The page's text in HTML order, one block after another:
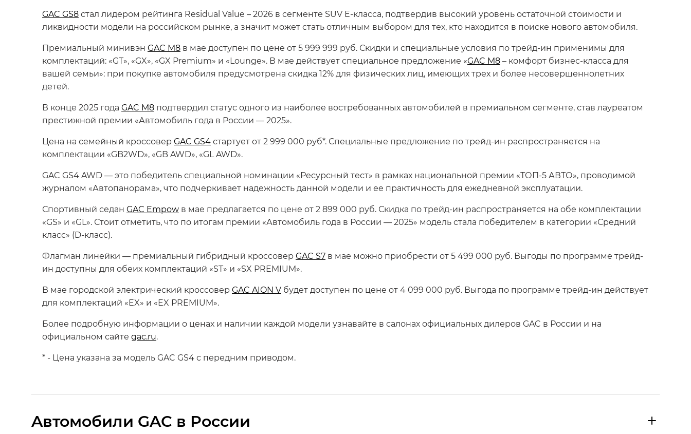
GAC GS8стал лидером рейтинга Residual Value – 2026 в сегменте SUV E-класса, подтвердив высокий уровень остаточной стоимости и
ликвидности модели на российском рынке, а значит может стать отличным выбором для тех, кто находится в поиске нового автомобиля.
Премиальный минивэн GAC M8 в мае доступен по цене от 5 999 999 руб. Скидки и специальные условия по трейд-ин применимы для
комплектаций: «GT», «GX», «GX Premium» и «Lounge». В мае действует специальное предложение «GAC M8– комфорт бизнес-класса для
вашей семьи»: при покупке автомобиля предусмотрена скидка 12% для физических лиц, имеющих трех и более несовершеннолетних
детей.
В конце 2025 года GAC M8 подтвердил статус одного из наиболее востребованных автомобилей в премиальном сегменте, став лауреатом
престижной премии «Автомобиль года в России — 2025».
Цена на семейный кроссовер GAC GS4стартует от 2 999 000 руб*. Специальные предложение по трейд-ин распространяется на
комплектации «GB2WD», «GB AWD», «GL AWD».
GAC GS4 AWD — это победитель специальной номинации «Ресурсный тест» в рамках национальной премии «ТОП-5 АВТО», проводимой
журналом «Автопанорама», что подчеркивает надежность данной модели и ее практичность для ежедневной эксплуатации.
Спортивный седан GAC Empow в мае предлагается по цене от 2 899 000 руб. Скидка по трейд-ин распространяется на обе комплектации
«GS» и «GL». Стоит отметить, что по итогам премии «Автомобиль года в России — 2025» модель стала победителем в категории «Средний
класс» (D-класс).
Флагман линейки — премиальный гибридный кроссовер GAC S7 в мае можно приобрести от 5 499 000 руб. Выгоды по программе трейд-
ин доступны для обеих комплектаций «ST» и «SX PREMIUM».
В мае городской электрический кроссовер GAC AION V будет доступен по цене от 4 099 000 руб. Выгода по программе трейд-ин действует
для комплектаций «EX» и «EX PREMIUM».
Более подробную информации о ценах и наличии каждой модели узнавайте в салонах официальных дилеров GAC в России и на
официальном сайте gac.ru.
* - Цена указана за модель GAC GS4 с передним приводом.
Aвтомобили GAC в России